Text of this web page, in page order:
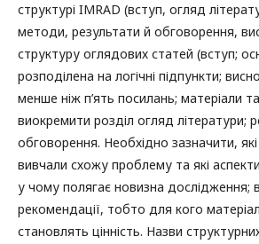
структурі IMRAD (вступ, огляд
методи, результати й обговорення,
структуру оглядових статей (вступ;
розподілена на логічні підпункти;
менше ніж п’ять посилань; матеріали
виокремити розділ огляд літератури;
обговорення. Необхідно зазначити,
вивчали схожу проблему та які
у чому полягає новизна дослідження;
рекомендації, тобто для кого
становлять цінність. Назви